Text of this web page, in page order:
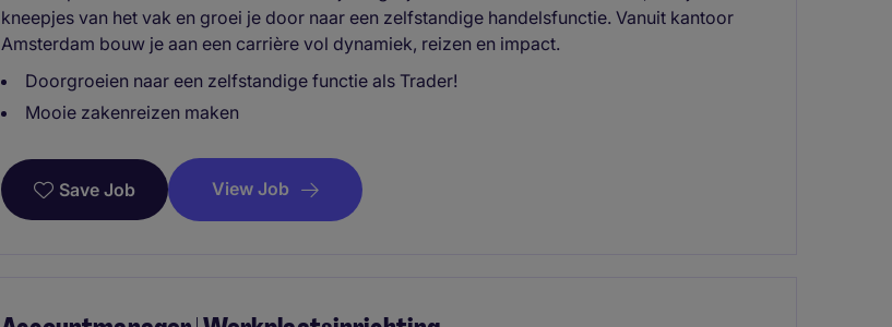
kneepjes van het vak en groei je door naar een zelfstandige handelsfunctie. Vanuit kantoor
Amsterdam bouw je aan een carrière vol dynamiek, reizen en impact.
Doorgroeien naar een zelfstandige functie als Trader!
Mooie zakenreizen maken
Save Job View Job